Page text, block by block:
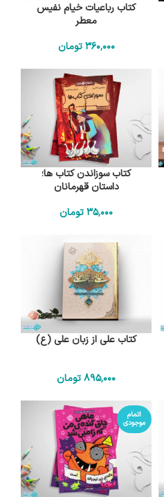
کتاب رباعیات خیام نفیس
معطر
360٬000 تومان
کتاب سوزاندن کتاب ها؛
داستان قهرمانان
35٬000تومان
کتاب علی از زبان علی (ع)
895٬000تومان
اتمام
موجودی